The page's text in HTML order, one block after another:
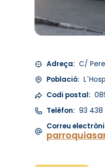
Adreça: C/
Població:
Codi postal:
Telèfon: 93 438
Correu